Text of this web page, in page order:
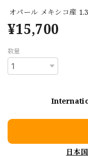
オパール メキシコ産
¥15,700
数量
日本